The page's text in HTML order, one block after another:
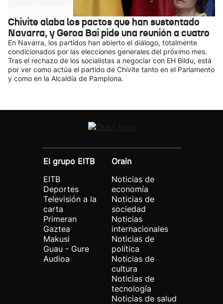
Chivite alaba los pactos que han sustentado
Navarra, y Geroa Bai pide una reunión a cuatro
En Navarra, los partidos han abierto el diálogo, totalmente
condicionados por las elecciones generales del próximo mes.
Tras el rechazo de los socialistas a negociar con EH Bildu, está
por ver como actúa el partido de Chivite tanto en el Parlamento
y como en la Alcaldía de Pamplona.
El grupo EITB
EITB
Deportes
Televisión a la
carta
Primeran
Gaztea
Makusi
Guau - Gure
Audioa
Orain
Noticias de
economía
Noticias de
sociedad
Noticias
internacionales
Noticias de
política
Noticias de
cultura
Noticias de
tecnología
Noticias de salud